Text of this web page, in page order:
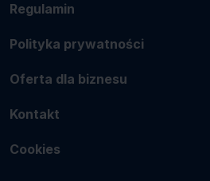
Regulamin
Polityka prywatności
Oferta dla biznesu
Kontakt
Cookies